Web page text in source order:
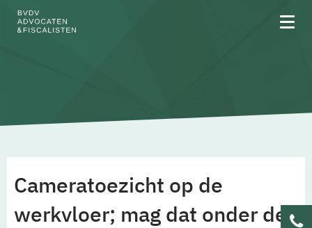
Team
Cameratoezicht op de
werkvloer; mag dat onder de